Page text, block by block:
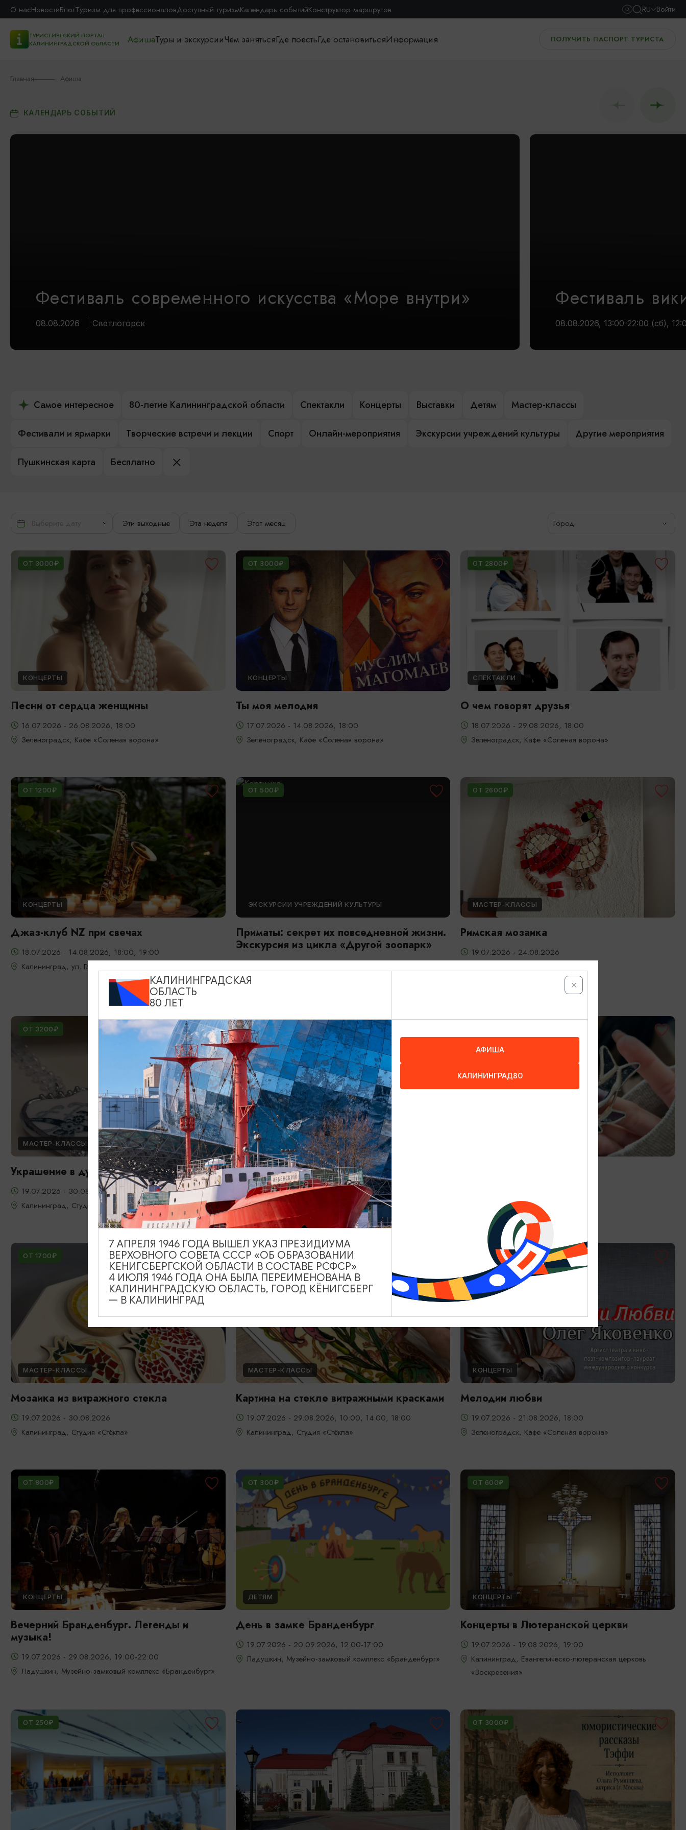
О насНовостиБлогТуризм для профессионаловДоступный туризмКалендарь событийКонструктор маршрутов RU Войти
ТУРИСТИЧЕСКИЙ ПОРТАЛ
КАЛИНИНГРАДСКОЙ ОБЛАСТИ
АфишаТуры и экскурсииЧем занятьсяГде поестьГде остановитьсяИнформация ПОЛУЧИТЬ ПАСПОРТ ТУРИСТА
Главная Афиша
КАЛЕНДАРЬ СОБЫТИЙ
Фестиваль современного искусства «Море внутри»
08.08.2026 Светлогорск
Фестиваль
08.08.2026, 13:00-22:00 (сб),
Самое интересное 80-летие Калининградской области Спектакли Концерты Выставки Детям Мастер-классы
Фестивали и ярмарки Творческие встречи и лекции Спорт Онлайн-мероприятия Экскурсии учреждений культуры Другие мероприятия
Пушкинская карта Бесплатно
Эти выходные Эта неделя Этот месяц Город
ОТ 3000₽
КОНЦЕРТЫ
Песни от сердца женщины
16.07.2026 - 26.08.2026, 18:00
Зеленоградск, Кафе «Соленая ворона»
ОТ 3000₽
КОНЦЕРТЫ
Ты моя мелодия
17.07.2026 - 14.08.2026, 18:00
Зеленоградск, Кафе «Соленая ворона»
ОТ 2800₽
СПЕКТАКЛИ
О чем говорят друзья
18.07.2026 - 29.08.2026, 18:00
Зеленоградск, Кафе «Соленая ворона»
ОТ 1200₽
КОНЦЕРТЫ
Джаз-клуб NZ при свечах
18.07.2026 - 14.08.2026, 18:00, 19:00
Калининград, ул. Глазунова, 9
ОТ 500₽
ЭКСКУРСИИ УЧРЕЖДЕНИЙ КУЛЬТУРЫ
Приматы: секрет их повседневной жизни.
Экскурсия из цикла «Другой зоопарк»
Калининград, Калининградский зоопарк
ОТ 2600₽
МАСТЕР-КЛАССЫ
Римская мозаика
19.07.2026 - 24.08.2026
ОТ 3200₽
МАСТЕР-КЛАССЫ
Украшение в духе старого Кенигсберга
19.07.2026 - 30.08.2026
Калининград, Студия «Стёкла»
ОТ 2800₽
МАСТЕР-КЛАССЫ
Мозаика в технике Тренкадис
19.07.2026 - 28.08.2026, 10:00, 18:00
Калининград, Студия «Стёкла»
Калининград, Студия «Стёкла»
ОТ 1700₽
МАСТЕР-КЛАССЫ
Мозаика из витражного стекла
19.07.2026 - 30.08.2026
Калининград, Студия «Стёкла»
ОТ 2200₽
МАСТЕР-КЛАССЫ
Картина на стекле витражными красками
19.07.2026 - 29.08.2026, 10:00, 14:00, 18:00
Калининград, Студия «Стёкла»
ОТ 3000₽
КОНЦЕРТЫ
Мелодии любви
19.07.2026 - 21.08.2026, 18:00
Зеленоградск, Кафе «Соленая ворона»
ОТ 800₽
КОНЦЕРТЫ
Вечерний Бранденбург. Легенды и
музыка!
19.07.2026 - 29.08.2026, 19:00-22:00
Ладушкин, Музейно-замковый комплекс «Бранденбург»
ОТ 300₽
ДЕТЯМ
День в замке Бранденбург
19.07.2026 - 20.09.2026, 12:00-17:00
Ладушкин, Музейно-замковый комплекс «Бранденбург»
ОТ 600₽
КОНЦЕРТЫ
Концерты в Лютеранской церкви
19.07.2026 - 19.08.2026, 19:00
Калининград, Евангелическо-лютеранская церковь
«Воскресения»
ОТ 250₽ ОТ 3000₽
КАЛИНИНГРАДСКАЯ
ОБЛАСТЬ
80 ЛЕТ
АФИША
КАЛИНИНГРАД80
7 АПРЕЛЯ 1946 ГОДА ВЫШЕЛ УКАЗ ПРЕЗИДИУМА
ВЕРХОВНОГО СОВЕТА СССР «ОБ ОБРАЗОВАНИИ
КЕНИГСБЕРГСКОЙ ОБЛАСТИ В СОСТАВЕ РСФСР»
4 ИЮЛЯ 1946 ГОДА ОНА БЫЛА ПЕРЕИМЕНОВАНА В
КАЛИНИНГРАДСКУЮ ОБЛАСТЬ, ГОРОД КЁНИГСБЕРГ
— В КАЛИНИНГРАД